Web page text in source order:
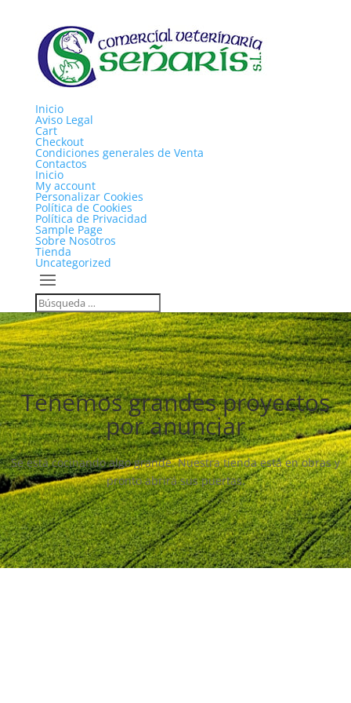
Inicio
Aviso Legal
Cart
Checkout
Condiciones generales de Venta
Contactos
Inicio
My account
Personalizar Cookies
Política de Cookies
Política de Privacidad
Sample Page
Sobre Nosotros
Tienda
Uncategorized
Tenemos grandes proyectos
por anunciar
Se está cocinando algo grande. Nuestra tienda está en obras y
pronto abrirá sus puertas.